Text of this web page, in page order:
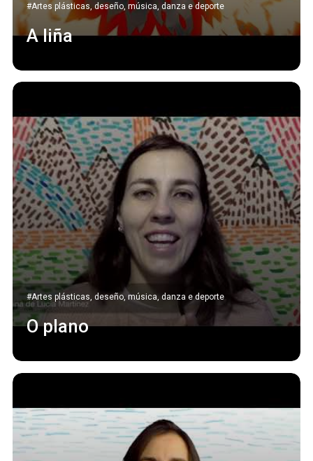
#Artes plásticas, deseño, música, danza e deporte
A liña
#Artes plásticas, deseño, música, danza e deporte
O plano